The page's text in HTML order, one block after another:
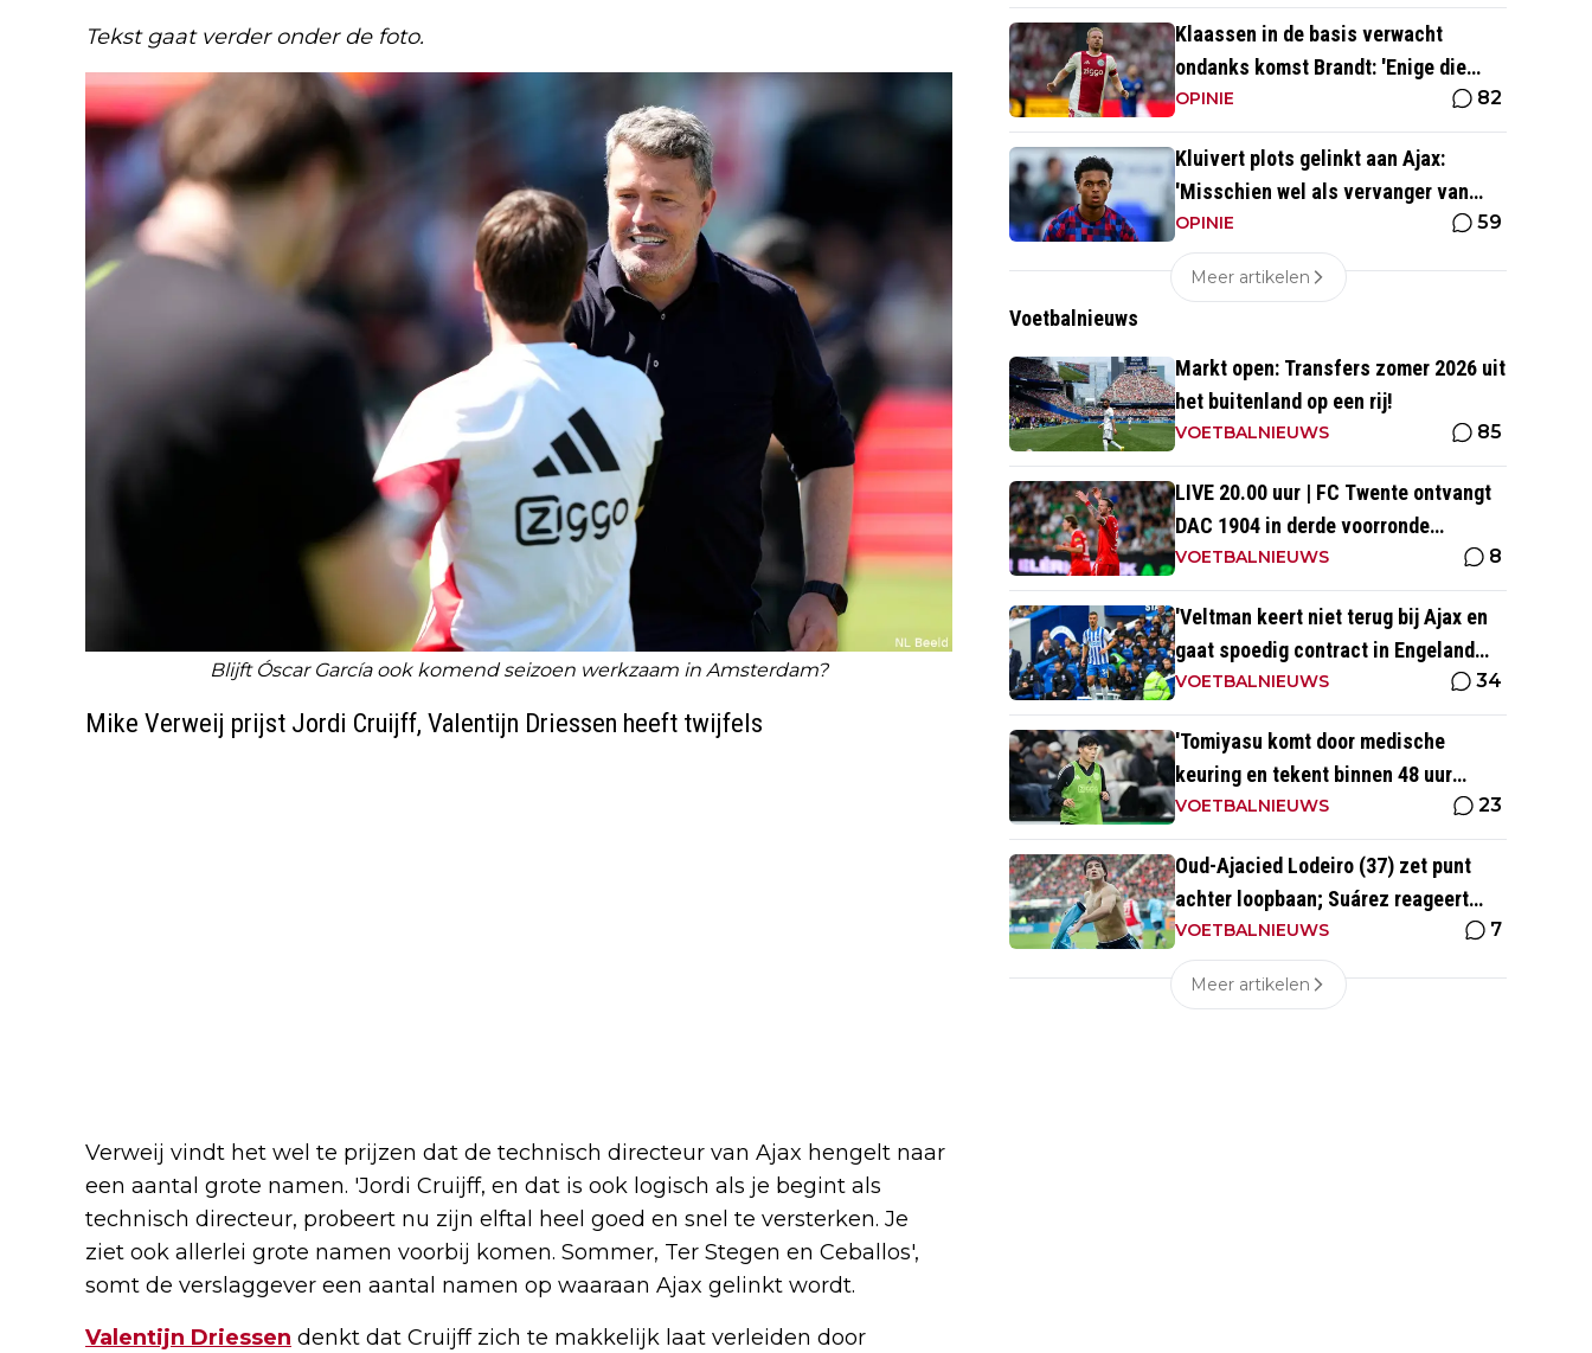
Tekst gaat verder onder de foto.
Blijft Óscar García ook komend seizoen werkzaam in Amsterdam?
Mike Verweij prijst Jordi Cruijff, Valentijn Driessen heeft twijfels
Verweij vindt het wel te prijzen dat de technisch directeur van Ajax hengelt naar
een aantal grote namen. 'Jordi Cruijff, en dat is ook logisch als je begint als
technisch directeur, probeert nu zijn elftal heel goed en snel te versterken. Je
ziet ook allerlei grote namen voorbij komen. Sommer, Ter Stegen en Ceballos',
somt de verslaggever een aantal namen op waaraan Ajax gelinkt wordt.
Valentijn Driessen denkt dat Cruijff zich te makkelijk laat verleiden door
Klaassen in de basis verwacht
ondanks komst Brandt: 'Enige die
daar goed kan spelen'
OPINIE 82
Kluivert plots gelinkt aan Ajax:
'Misschien wel als vervanger van
Mika Godts'
OPINIE 59
Meer artikelen
Voetbalnieuws
Markt open: Transfers zomer 2026 uit
het buitenland op een rij!
VOETBALNIEUWS 85
LIVE 20.00 uur | FC Twente ontvangt
DAC 1904 in derde voorronde
Conference League
VOETBALNIEUWS 8
'Veltman keert niet terug bij Ajax en
gaat spoedig contract in Engeland
ondertekenen'
VOETBALNIEUWS 34
'Tomiyasu komt door medische
keuring en tekent binnen 48 uur
contract bij nieuwe club'
VOETBALNIEUWS 23
Oud-Ajacied Lodeiro (37) zet punt
achter loopbaan; Suárez reageert
emotioneel
VOETBALNIEUWS 7
Meer artikelen